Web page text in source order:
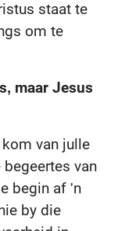
staat te
om te
maar Jesus
kom van julle
van
begin af 'n
by die